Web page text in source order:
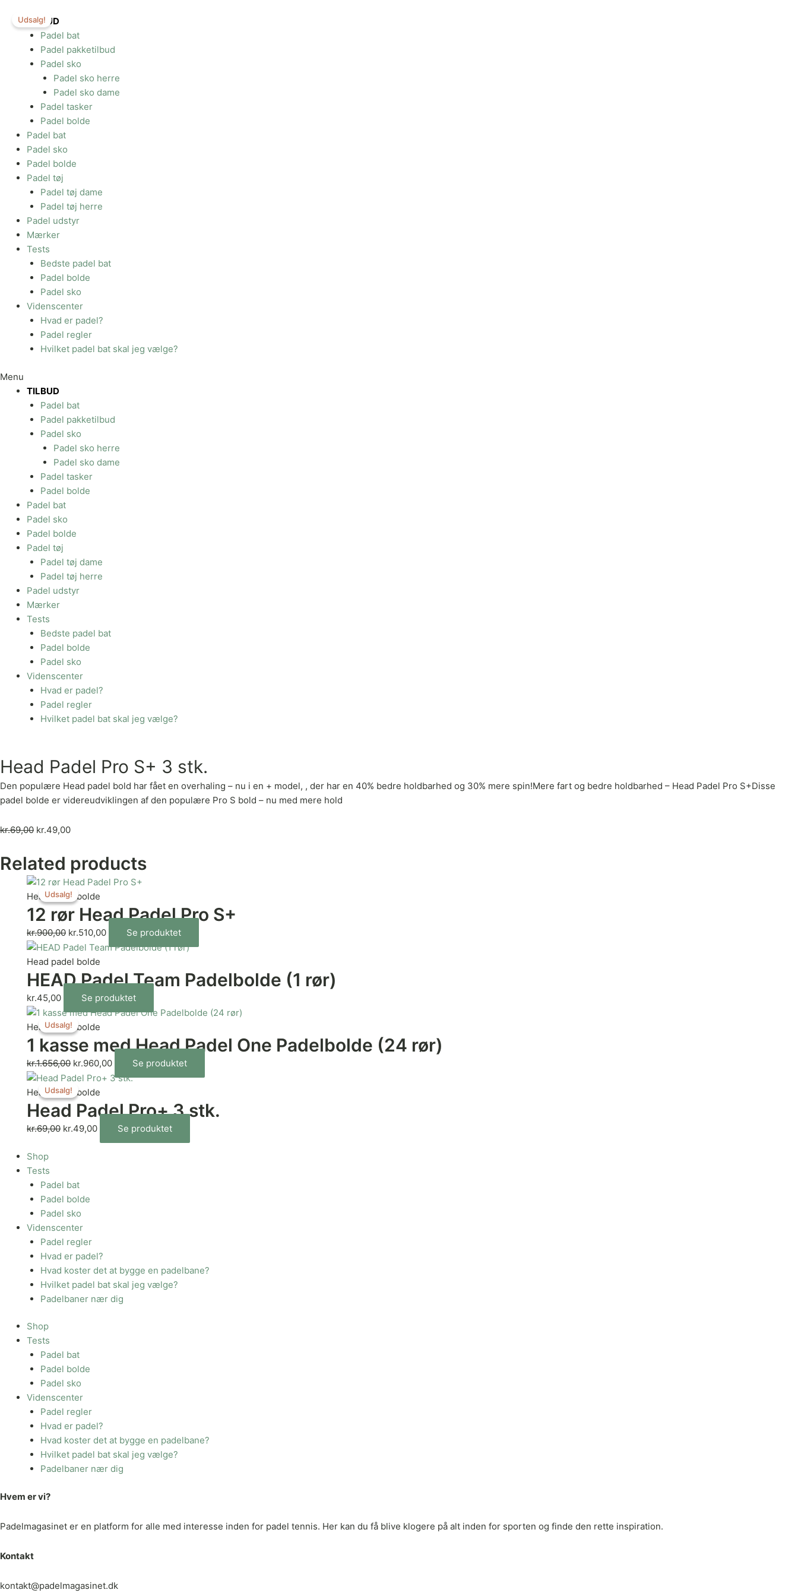
indholdet
TILBUD
Padel bat
Padel pakketilbud
Padel sko
Padel sko herre
Padel sko dame
Padel tasker
Padel bolde
Padel bat
Padel sko
Padel bolde
Padel tøj
Padel tøj dame
Padel tøj herre
Padel udstyr
Mærker
Tests
Bedste padel bat
Padel bolde
Padel sko
Videnscenter
Hvad er padel?
Padel regler
Hvilket padel bat skal jeg vælge?
Menu
TILBUD
Padel bat
Padel pakketilbud
Padel sko
Padel sko herre
Padel sko dame
Padel tasker
Padel bolde
Padel bat
Padel sko
Padel bolde
Padel tøj
Padel tøj dame
Padel tøj herre
Padel udstyr
Mærker
Tests
Bedste padel bat
Padel bolde
Padel sko
Videnscenter
Hvad er padel?
Padel regler
Hvilket padel bat skal jeg vælge?
Udsalg!
Head Padel Pro S+ 3 stk.
Den populære Head padel bold har fået en overhaling – nu i en + model, , der har en 40% bedre holdbarhed og 30% mere spin!Mere fart og bedre holdbarhed – Head Padel Pro S+Disse
padel bolde er videreudviklingen af den populære Pro S bold – nu med mere hold
kr.69,00 kr.49,00
Related products
Udsalg!
Udsalg!
Head padel bolde
12 rør Head Padel Pro S+
kr.900,00 kr.510,00 Se produktet
Head padel bolde
HEAD Padel Team Padelbolde (1 rør)
kr.45,00 Se produktet
Udsalg!
Udsalg!
Head padel bolde
1 kasse med Head Padel One Padelbolde (24 rør)
kr.1.656,00 kr.960,00 Se produktet
Udsalg!
Udsalg!
Head padel bolde
Head Padel Pro+ 3 stk.
kr.69,00 kr.49,00 Se produktet
Shop
Tests
Padel bat
Padel bolde
Padel sko
Videnscenter
Padel regler
Hvad er padel?
Hvad koster det at bygge en padelbane?
Hvilket padel bat skal jeg vælge?
Padelbaner nær dig
Shop
Tests
Padel bat
Padel bolde
Padel sko
Videnscenter
Padel regler
Hvad er padel?
Hvad koster det at bygge en padelbane?
Hvilket padel bat skal jeg vælge?
Padelbaner nær dig
Hvem er vi?
Padelmagasinet er en platform for alle med interesse inden for padel tennis. Her kan du få blive klogere på alt inden for sporten og finde den rette inspiration.
Kontakt
kontakt@padelmagasinet.dk